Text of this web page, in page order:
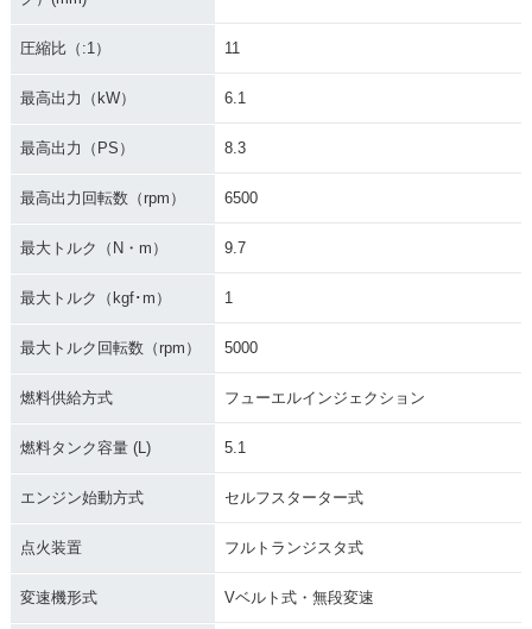
圧縮比（:1） 11
最高出力（kW） 6.1
最高出力（PS） 8.3
最高出力回転数（rpm） 6500
最大トルク（N・m） 9.7
最大トルク（kgf･m） 1
最大トルク回転数（rpm） 5000
燃料供給方式 フューエルインジェクション
燃料タンク容量 (L) 5.1
エンジン始動方式 セルフスターター式
点火装置 フルトランジスタ式
変速機形式 Vベルト式・無段変速